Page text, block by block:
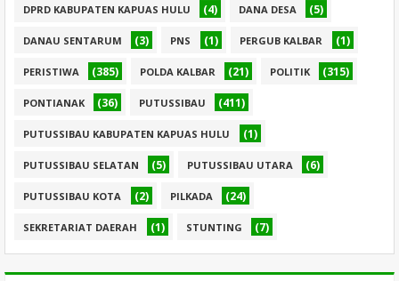
DPRD KABUPATEN KAPUAS HULU (4) DANA DESA (5)
DANAU SENTARUM (3) PNS (1) PERGUB KALBAR (1)
PERISTIWA (385) POLDA KALBAR (21) POLITIK (315)
PONTIANAK (36) PUTUSSIBAU (411)
PUTUSSIBAU KABUPATEN KAPUAS HULU (1)
PUTUSSIBAU SELATAN (5) PUTUSSIBAU UTARA (6)
PUTUSSIBAU KOTA (2) PILKADA (24)
SEKRETARIAT DAERAH (1) STUNTING (7)